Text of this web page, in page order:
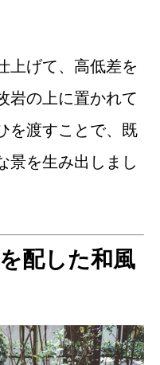
上げて、高低差を
岩の上に置かれて
を渡すことで、既
景を生み出しまし
配した和風